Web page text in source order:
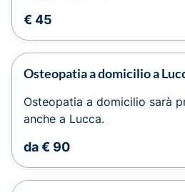
€ 45
Osteopatia a domicilio a
Osteopatia a domicilio sarà
anche a Lucca.
da € 90